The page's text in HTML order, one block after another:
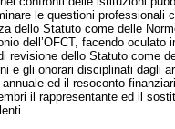
le questioni professionali
dello Statuto come delle
dell’OFCT, facendo oculato
revisione dello Statuto come
e gli onorari disciplinati dagli
ed il resoconto
il rappresentante ed il